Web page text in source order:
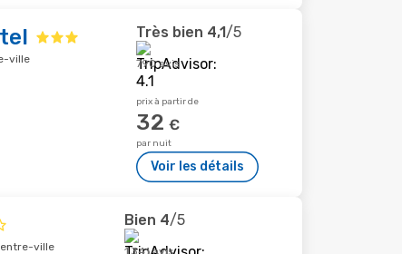
ville
Très bien 4,1/5
790 avis
prix à partir de
32 €
par nuit
Voir les détails
ville
Bien 4/5
1 341 avis